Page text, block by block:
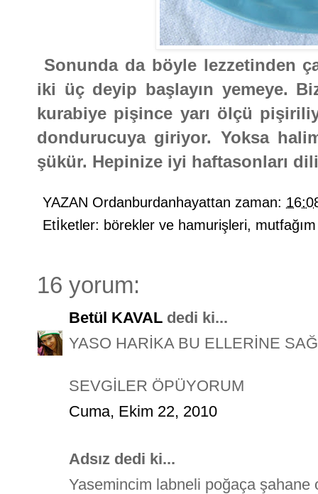
Sonunda da böyle lezzetinden
iki üç deyip başlayın yemeye.
kurabiye pişince yarı ölçü
dondurucuya giriyor. Yoksa
şükür. Hepinize iyi haftasonları
YAZAN Ordanburdanhayattan zaman:
Etİketler: börekler ve hamurişleri, mutfağım
16 yorum:
Betül KAVAL dedi ki...
YASO HARİKA BU ELLERİNE
SEVGİLER ÖPÜYORUM
Cuma, Ekim 22, 2010
Adsız dedi ki...
Yasemincim labneli poğaça